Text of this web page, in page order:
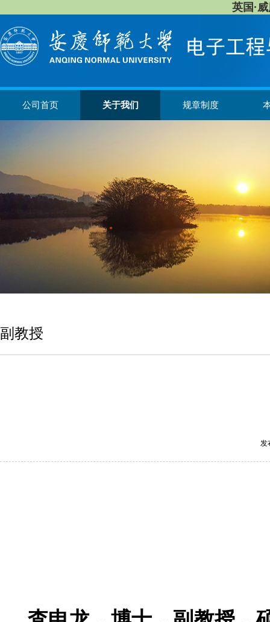
英国·
公司首页 关于我们 规章制度
副教授
发